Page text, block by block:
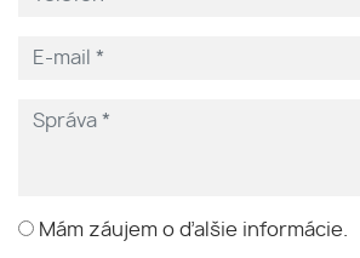
Mám záujem o ďalšie informácie.